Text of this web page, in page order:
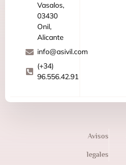
Vasalos,
03430
Onil,
Alicante
info@asivil.com
(+34)
96.556.42.91
Avisos
legales